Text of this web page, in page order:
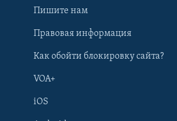
Пишите нам
Правовая информация
Как обойти блокировку сайта?
VOA+
iOS